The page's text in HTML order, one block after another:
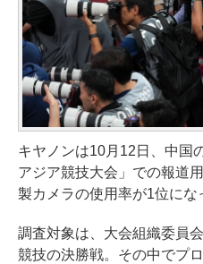
キヤノンは10月12日、中国
アジア競技大会」での報道
製カメラの使用率が1位にな
調査対象は、大会組織委員
競技の決勝戦。その中でプ